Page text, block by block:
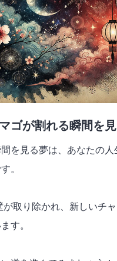
ゴが割れる瞬間を
を見る夢は、あなたの人
。
が取り除かれ、新しいチ
す。